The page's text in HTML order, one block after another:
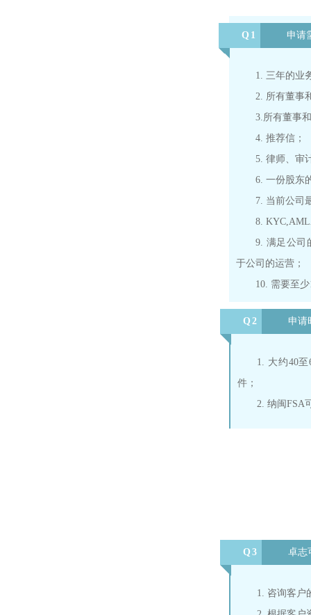
Q1 申请
1. 三年的业
2. 所有董事
3.所有董事
4. 推荐信；
5. 律师、审
6. 一份股东
7. 当前公司
8.
9. 满足公司
于公司的运营；
10. 需要至
Q2 申请
1. 大约40
件；
2. 纳闽FSA
Q3 卓志
1. 咨询客户